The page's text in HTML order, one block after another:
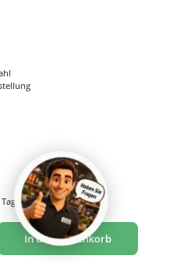
ein oder benutze die Schaltflächen um
In den Warenkorb